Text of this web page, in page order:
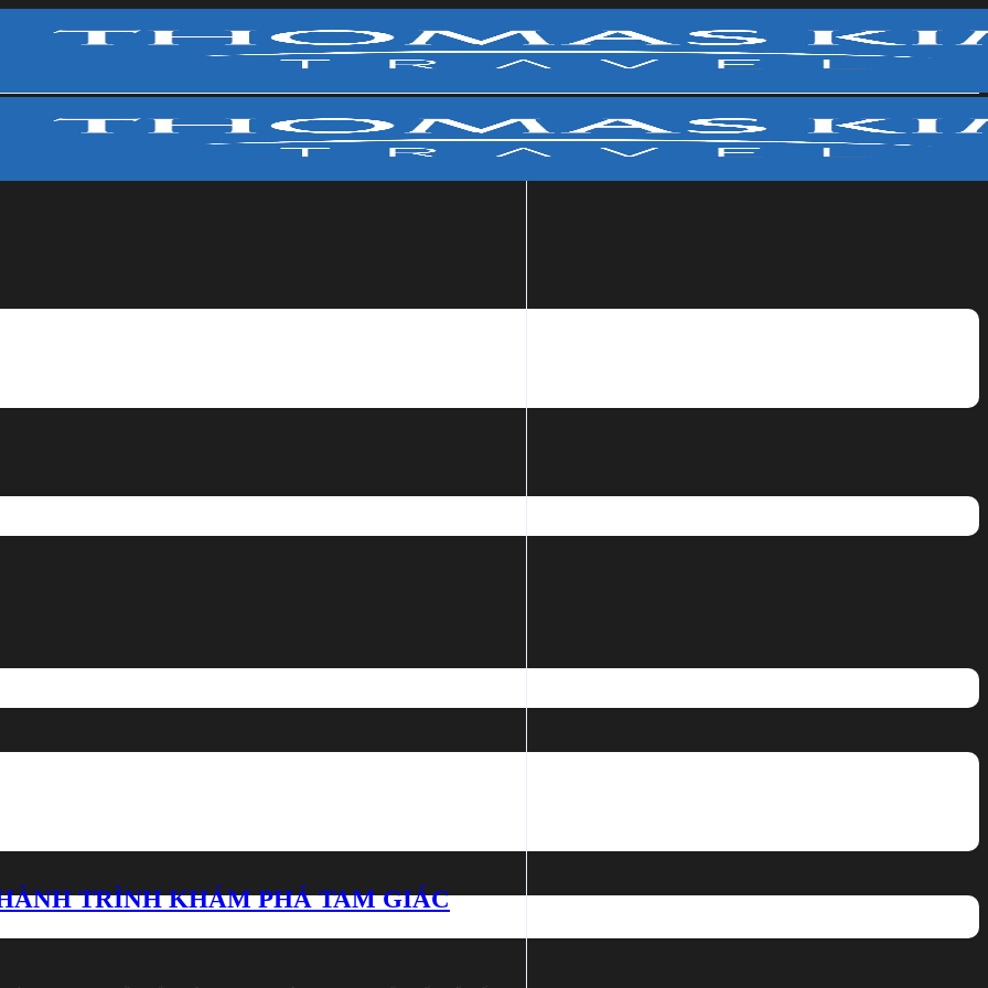
TRÌNH KHÁM PHÁ TAM GIÁC